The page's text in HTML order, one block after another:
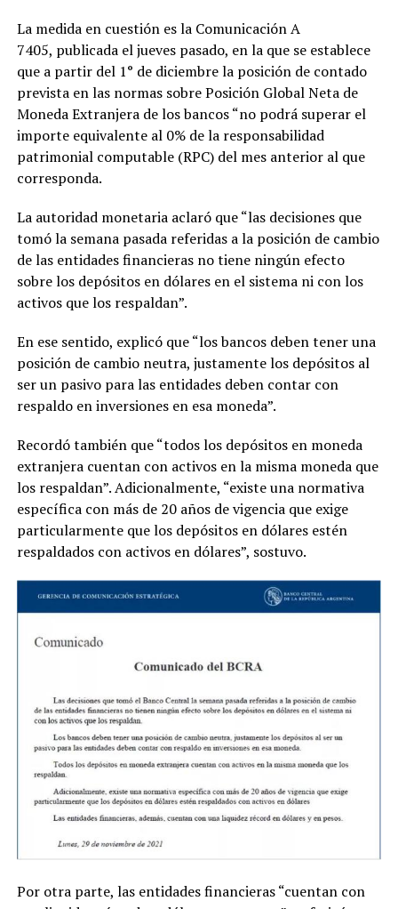
La medida en cuestión es la Comunicación A
7405, publicada el jueves pasado, en la que se establece
que a partir del 1° de diciembre la posición de contado
prevista en las normas sobre Posición Global Neta de
Moneda Extranjera de los bancos “no podrá superar el
importe equivalente al 0% de la responsabilidad
patrimonial computable (RPC) del mes anterior al que
corresponda.
La autoridad monetaria aclaró que “las decisiones que
tomó la semana pasada referidas a la posición de cambio
de las entidades financieras no tiene ningún efecto
sobre los depósitos en dólares en el sistema ni con los
activos que los respaldan”.
En ese sentido, explicó que “los bancos deben tener una
posición de cambio neutra, justamente los depósitos al
ser un pasivo para las entidades deben contar con
respaldo en inversiones en esa moneda”.
Recordó también que “todos los depósitos en moneda
extranjera cuentan con activos en la misma moneda que
los respaldan”. Adicionalmente, “existe una normativa
específica con más de 20 años de vigencia que exige
particularmente que los depósitos en dólares estén
respaldados con activos en dólares”, sostuvo.
Por otra parte, las entidades financieras “cuentan con